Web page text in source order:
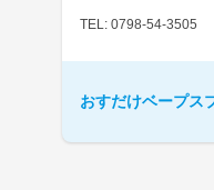
TEL: 0798-54-3505
おすだけベープス